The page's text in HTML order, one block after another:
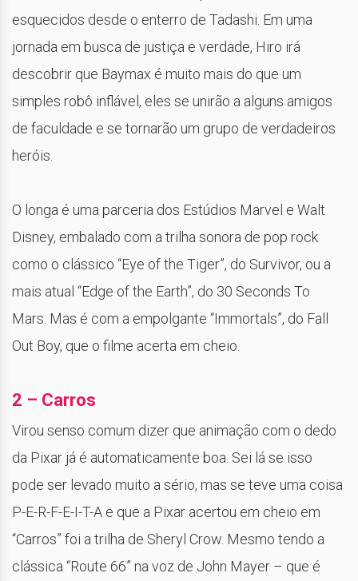
esquecidos desde o enterro de Tadashi. Em uma
jornada em busca de justiça e verdade, Hiro irá
descobrir que Baymax é muito mais do que um
simples robô inflável, eles se unirão a alguns amigos
de faculdade e se tornarão um grupo de verdadeiros
heróis.
O longa é uma parceria dos Estúdios Marvel e Walt
Disney, embalado com a trilha sonora de pop rock
como o clássico “Eye of the Tiger”, do Survivor, ou a
mais atual “Edge of the Earth”, do 30 Seconds To
Mars. Mas é com a empolgante “Immortals”, do Fall
Out Boy, que o filme acerta em cheio.
2 – Carros
Virou senso comum dizer que animação com o dedo
da Pixar já é automaticamente boa. Sei lá se isso
pode ser levado muito a sério, mas se teve uma coisa
P-E-R-F-E-I-T-A e que a Pixar acertou em cheio em
“Carros” foi a trilha de Sheryl Crow. Mesmo tendo a
clássica “Route 66” na voz de John Mayer – que é